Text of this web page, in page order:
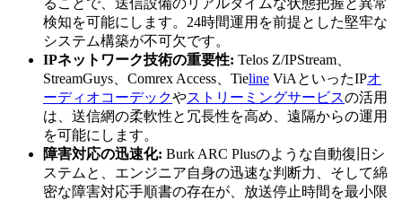
検知を可能にします。24時間運用を前提とした堅牢な
システム構築が不可欠です。
IPネットワーク技術の重要性: Telos Z/IPStream、
StreamGuys、Comrex Access、Tieline ViAといったIPオ
ーディオコーデックやストリーミングサービスの活用
は、送信網の柔軟性と冗長性を高め、遠隔からの運用
を可能にします。
障害対応の迅速化: Burk ARC Plusのような自動復旧シ
ステムと、エンジニア自身の迅速な判断力、そして綿
密な障害対応手順書の存在が、放送停止時間を最小限